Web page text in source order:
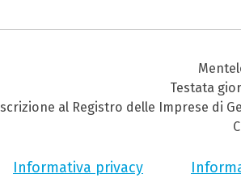
Testata
Iscrizione al Registro delle Imprese di
Informativa privacy